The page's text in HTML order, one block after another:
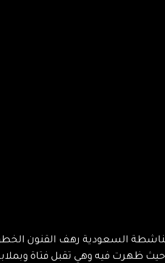
السعودية رهف القنون
حيث ظهرت فيه وهي تقبل فتاة